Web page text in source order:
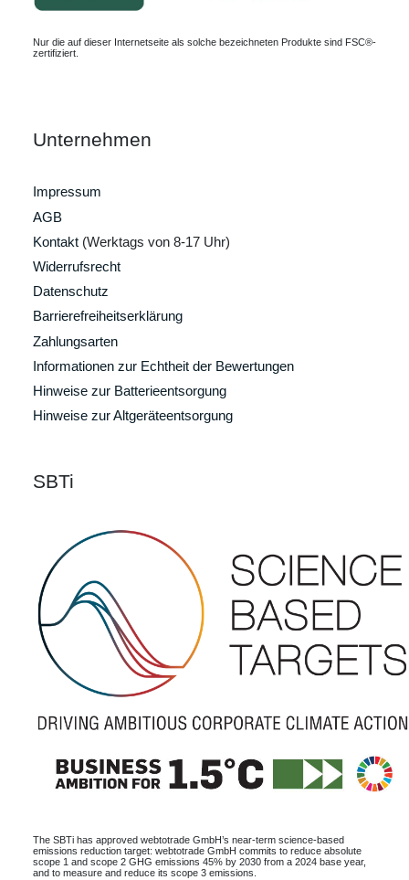
Nur die auf dieser Internetseite als solche bezeichneten Produkte sind FSC®-
zertifiziert.
Unternehmen
Impressum
AGB
Kontakt (Werktags von 8-17 Uhr)
Widerrufsrecht
Datenschutz
Barrierefreiheitserklärung
Zahlungsarten
Informationen zur Echtheit der Bewertungen
Hinweise zur Batterieentsorgung
Hinweise zur Altgeräteentsorgung
SBTi
The SBTi has approved webtotrade GmbH’s near-term science-based
emissions reduction target: webtotrade GmbH commits to reduce absolute
scope 1 and scope 2 GHG emissions 45% by 2030 from a 2024 base year,
and to measure and reduce its scope 3 emissions.